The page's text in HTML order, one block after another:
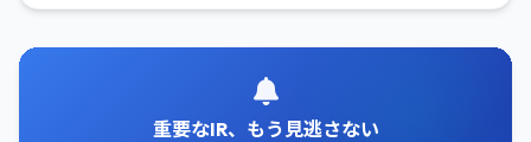
重要なIR、もう見逃さない